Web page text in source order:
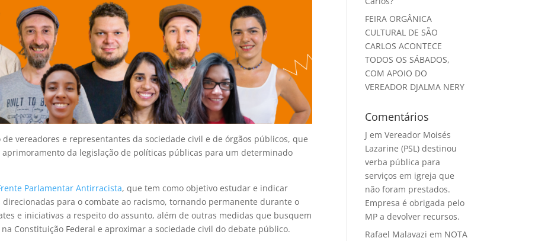
vereadores e representantes da sociedade civil e de órgãos públicos, que
da legislação de políticas públicas para um determinado
Parlamentar Antirracista, que tem como objetivo estudar e indicar
para o combate ao racismo, tornando permanente durante o
e iniciativas a respeito do assunto, além de outras medidas que busquem
Constituição Federal e aproximar a sociedade civil do debate público.
FEIRA ORGÂNICA
CULTURAL DE SÃO
CARLOS ACONTECE
TODOS OS SÁBADOS,
COM APOIO DO
VEREADOR DJALMA NERY
Comentários
J emVereador Moisés
Lazarine (PSL) destinou
verba pública para
serviços em igreja que
não foram prestados.
Empresa é obrigada pelo
MP a devolver recursos.
Rafael Malavazi em NOTA